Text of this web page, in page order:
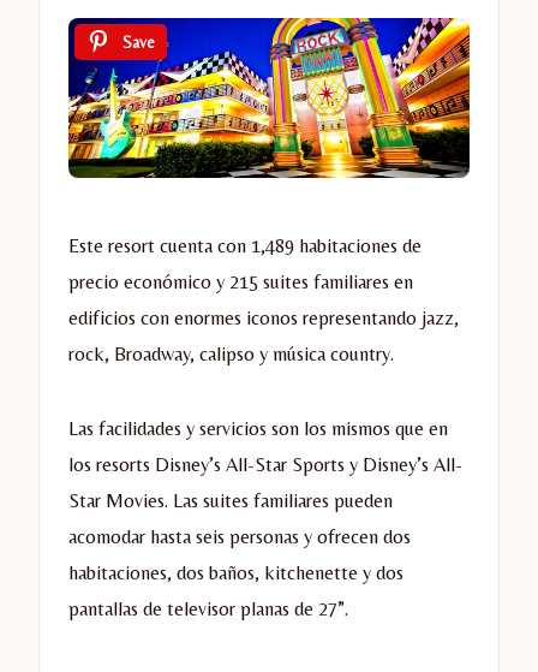
Save
Este resort cuenta con 1,489 habitaciones de
precio económico y 215 suites familiares en
edificios con enormes iconos representando jazz,
rock, Broadway, calipso y música country.
Las facilidades y servicios son los mismos que en
los resorts Disney’s All-Star Sports y Disney’s All-
Star Movies. Las suites familiares pueden
acomodar hasta seis personas y ofrecen dos
habitaciones, dos baños, kitchenette y dos
pantallas de televisor planas de 27”.